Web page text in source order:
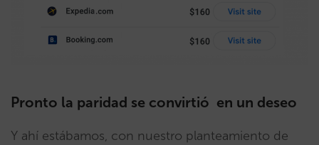
Pronto la paridad se convirtió en un deseo
Y ahí estábamos, con nuestro planteamiento de